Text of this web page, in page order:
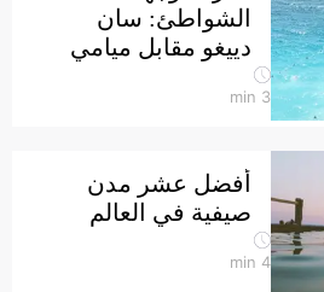
الشواطئ: سان
دييغو مقابل ميامي
3
min
أفضل عشر مدن
صيفية في العالم
4
min